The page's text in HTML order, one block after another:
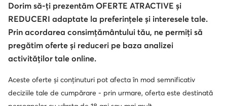
M Missoni
Maciejka
MALONE SOULIERS
MANDALORIAN
Dorim să-ți prezentăm OFERTE ATRACTIVE și
REDUCERI adaptate la preferințele și interesele tale.
Prin acordarea consimțământului tău, ne permiți să
pregătim oferte și reduceri pe baza analizei
activităților tale online.
Aceste oferte și conținuturi pot afecta în mod semnificativ
deciziile tale de cumpărare - prin urmare, oferta este destinată